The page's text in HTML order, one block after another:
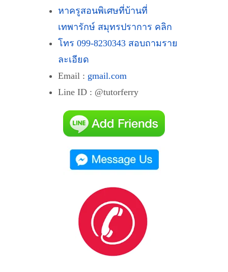
หาครูสอนพิเศษที่บ้านที่
เทพารักษ์ สมุทรปราการ คลิก
โทร 099-8230343 สอบถามราย
ละเอียด
Email : gmail.com
Line ID : @tutorferry